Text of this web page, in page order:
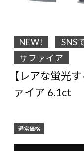
NEW!
SNS
サファイア
【レアな蛍光
ァイア 6.1ct
通常価格